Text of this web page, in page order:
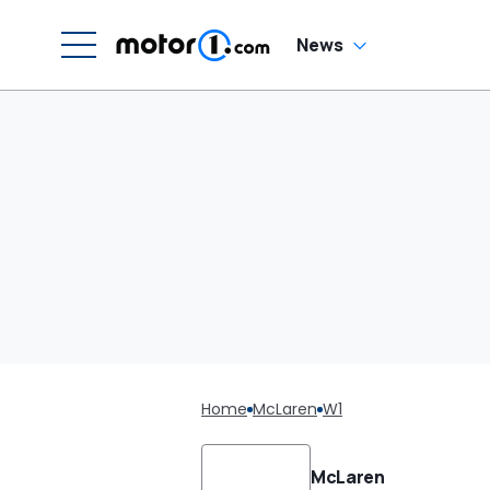
News
Home McLaren W1
McLaren